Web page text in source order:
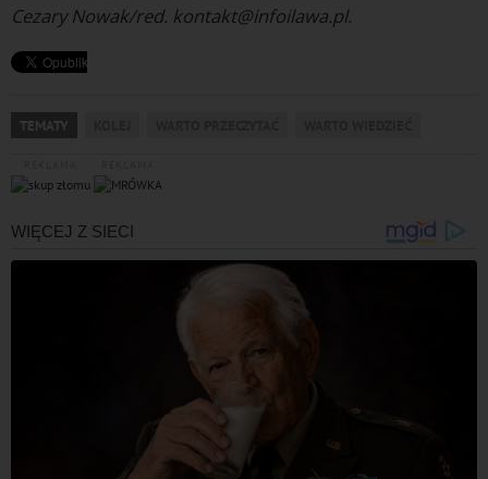
Cezary Nowak/red. kontakt@infoilawa.pl.
TEMATY